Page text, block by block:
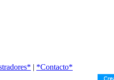
| *Contacto*